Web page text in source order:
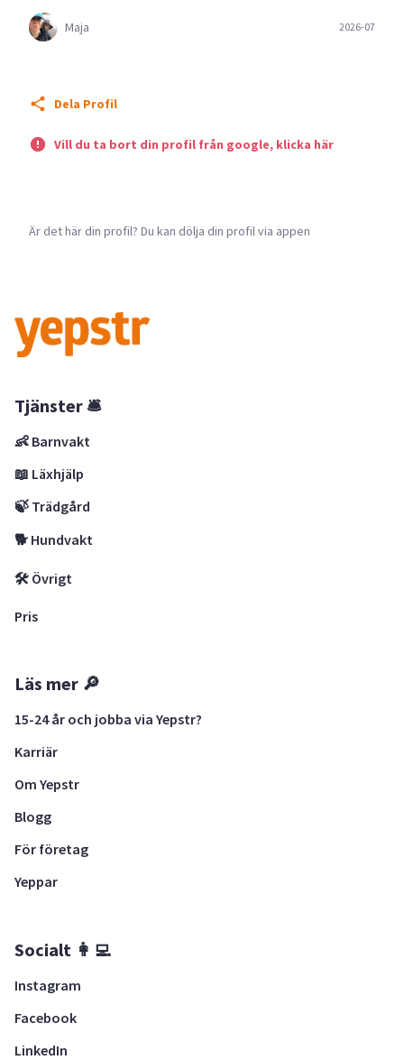
Maja 2026-07
Dela Profil
Vill du ta bort din profil från google, klicka här
Är det här din profil? Du kan dölja din profil via appen
Tjänster 🛎
👶 Barnvakt
📖 Läxhjälp
🍃 Trädgård
🐕 Hundvakt
🛠 Övrigt
Pris
Läs mer 🔎
15-24 år och jobba via Yepstr?
Karriär
Om Yepstr
Blogg
För företag
Yeppar
Socialt 👩‍💻
Instagram
Facebook
LinkedIn